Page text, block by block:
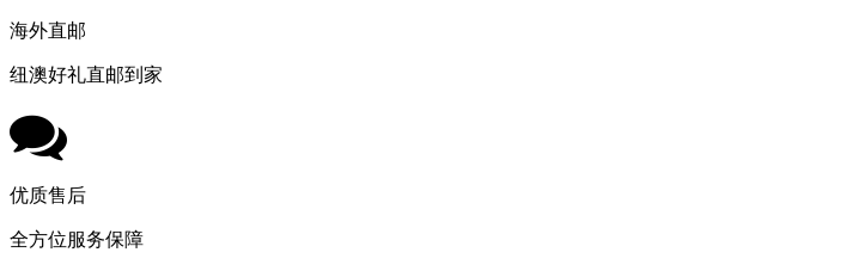
海外直邮
纽澳好礼直邮到家
优质售后
全方位服务保障